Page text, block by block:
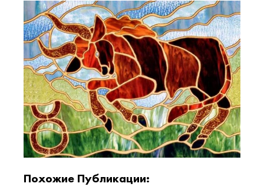
Похожие Публикации: